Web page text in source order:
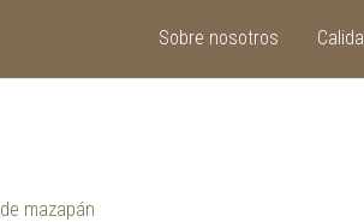
Sobre nosotros
mazapán